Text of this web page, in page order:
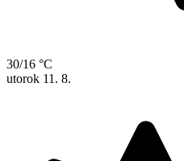
30/16 °C
utorok 11. 8.